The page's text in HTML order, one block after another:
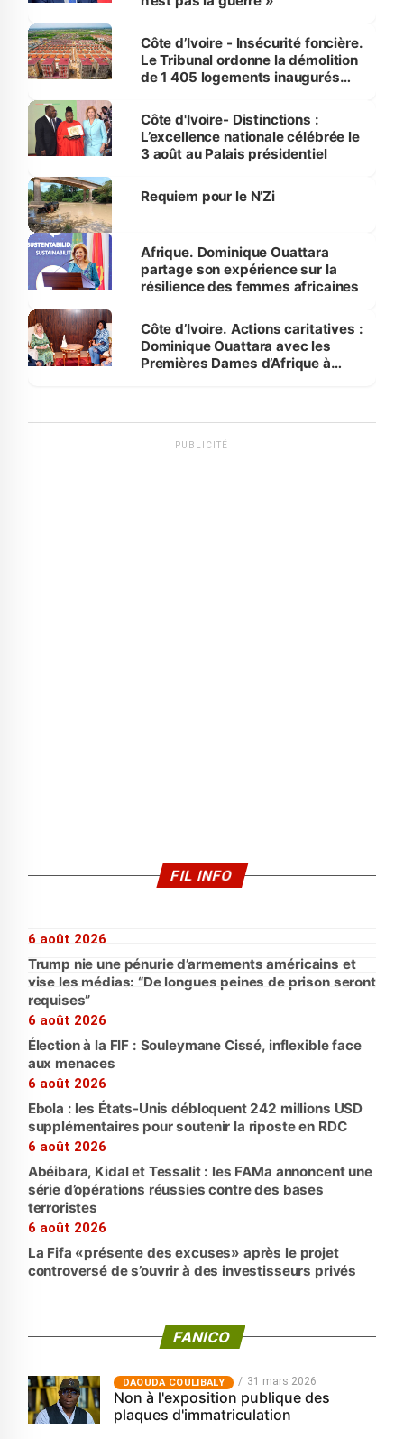
Côte d’Ivoire - Insécurité foncière.
Le Tribunal ordonne la démolition
de 1 405 logements inaugurés
Bassam
Côte d'Ivoire- Distinctions :
L’excellence nationale célébrée le
3 août au Palais présidentiel
Requiem pour le N’Zi
Afrique. Dominique Ouattara
partage son expérience sur la
résilience des femmes africaines
Côte d’Ivoire. Actions caritatives :
Dominique Ouattara avec les
Premières Dames d’Afrique à
PUBLICITÉ
FIL INFO
6 août 2026
Trump nie une pénurie d’armements américains et
vise les médias: “De longues peines de prison seront
requises”
6 août 2026
Élection à la FIF : Souleymane Cissé, inflexible face
aux menaces
6 août 2026
Ebola : les États-Unis débloquent 242 millions USD
supplémentaires pour soutenir la riposte en RDC
6 août 2026
Abéibara, Kidal et Tessalit : les FAMa annoncent une
série d’opérations réussies contre des bases
terroristes
6 août 2026
La Fifa «présente des excuses» après le projet
controversé de s’ouvrir à des investisseurs privés
FANICO
‎DAOUDA COULIBALY 31 mars 2026
Non à l'exposition publique des
plaques d'immatriculation